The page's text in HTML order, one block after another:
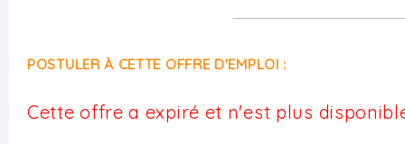
POSTULER À CETTE OFFRE D'EMPLOI :
Cette offre a expiré et n'est plus